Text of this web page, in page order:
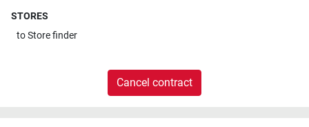
STORES
toStore finder
Cancel contract